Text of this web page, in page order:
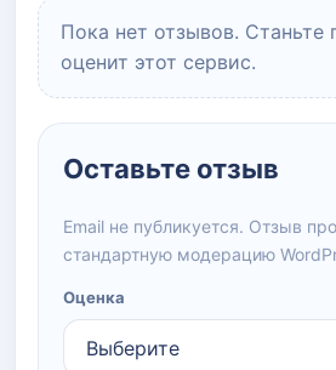
Пока нет отзывов. Станьте
оценит этот сервис.
Оставьте отзыв
Email не публикуется. Отзыв
стандартную модерацию
Оценка